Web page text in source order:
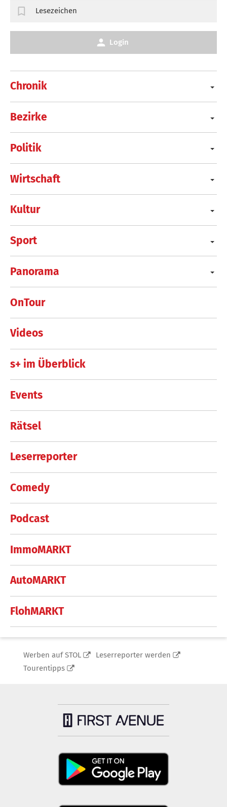
Chronik
Bezirke
Politik
Wirtschaft
Kultur
Sport
Panorama
OnTour
Videos
s+ im Überblick
Events
Rätsel
Leserreporter
Comedy
Podcast
ImmoMARKT
AutoMARKT
FlohMARKT
Lesezeichen
Login
Werben auf STOL
Leserreporter werden
Tourentipps